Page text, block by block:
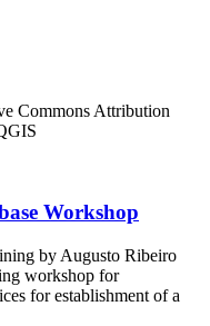
Commons Attribution
Workshop
by Augusto Ribeiro
workshop for
for establishment of a